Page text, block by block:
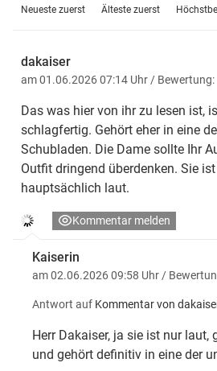
Neueste zuerst Älteste zuerst
dakaiser
am 01.06.2026 07:14 Uhr/ Bewertung:
Das was hier von ihr zu lesen ist,
schlagfertig. Gehört eher in eine
Schubladen. Die Dame sollte Ihr
Outfit dringend überdenken. Sie
hauptsächlich laut.
Kommentar melden
Kaiserin
am 02.06.2026 09:58 Uhr/
Antwort auf Kommentar von
Herr Dakaiser, ja sie ist nur laut,
und gehört definitiv in eine der